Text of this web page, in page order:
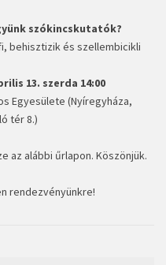
szókincskutatók?
behisztizik és szellembicikli
13. szerda 14:00
Egyesülete (Nyíregyháza,
tér 8.)
az alábbi űrlapon. Köszönjük.
rendezvényünkre!